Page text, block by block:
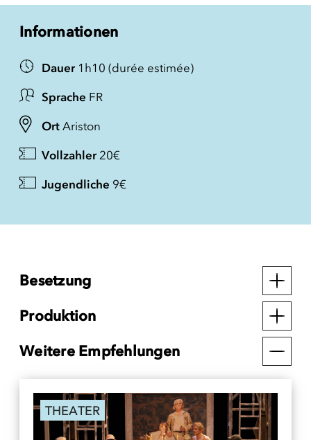
Informationen
Dauer 1h10 (durée estimée)
Sprache FR
Ort Ariston
Vollzahler 20€
Jugendliche 9€
Besetzung
Produktion
Weitere Empfehlungen
THEATER